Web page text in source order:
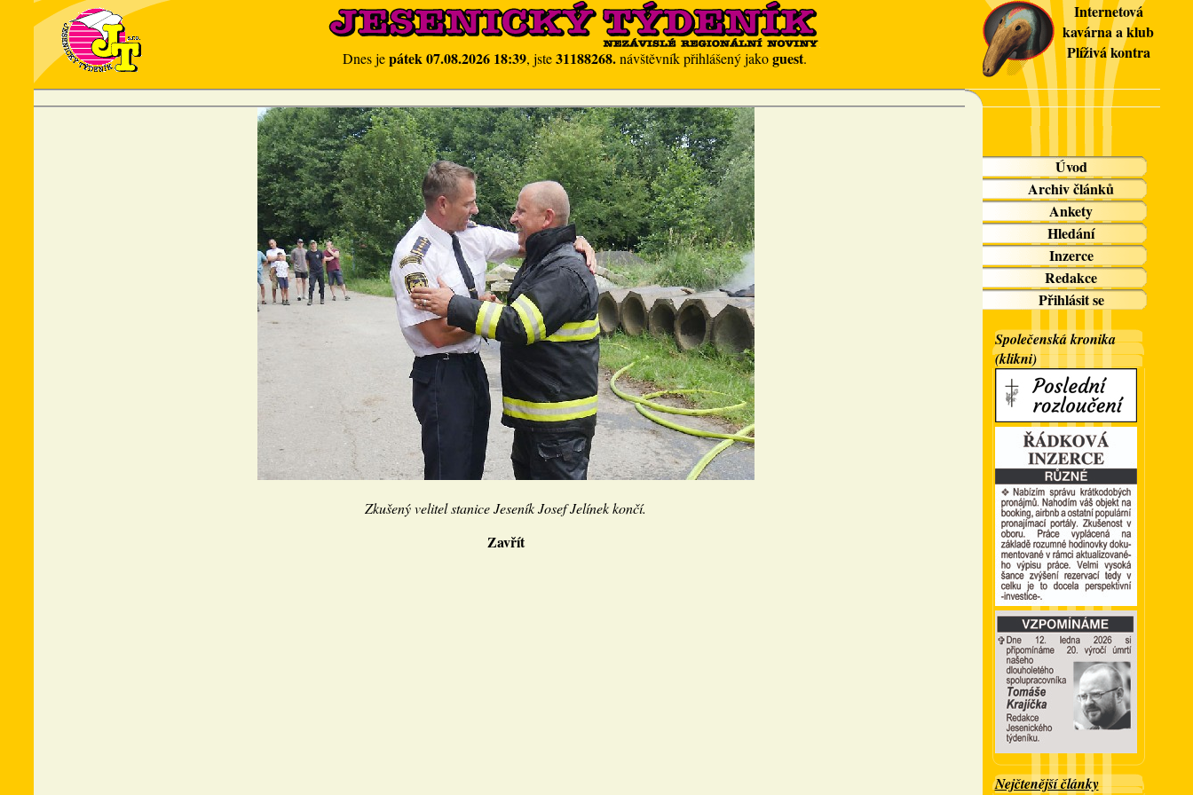
Dnes jepátek 07.08.2026 18:39, jste31188268.návštěvník přihlášený jakoguest.
Internetová
kavárna a klub
Plíživá kontra
Zkušený velitel stanice Jeseník Josef Jelínek končí.
Zavřít
Úvod
Archiv článků
Ankety
Hledání
Inzerce
Redakce
Přihlásit se
Společenská kronika
(klikni)
Nejčtenější články